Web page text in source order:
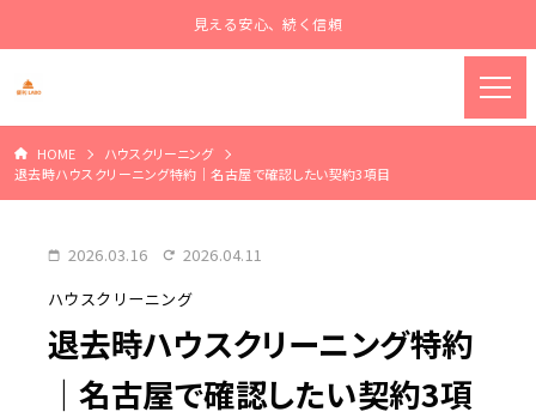
見える安心、続く信頼
HOME
ハウスクリーニング
退去時ハウスクリーニング特約｜名古屋で確認したい契約3項目
2026.03.16
2026.04.11
ハウスクリーニング
退去時ハウスクリーニング特約
｜名古屋で確認したい契約3項